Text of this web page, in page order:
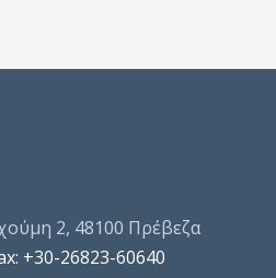
2, 48100 Πρέβεζα
+30-26823-60640